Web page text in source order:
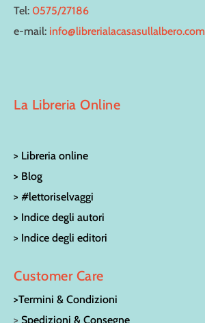
Tel: 0575/27186
e-mail: info@librerialacasasullalbero.com
La Libreria Online
> Libreria online
> Blog
> #lettoriselvaggi
> Indice degli autori
> Indice degli editori
Customer Care
>Termini & Condizioni
>Spedizioni & Consegne